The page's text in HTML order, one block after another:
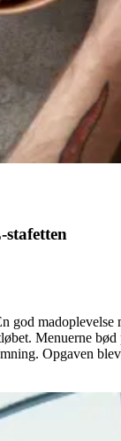
god
Menuerne
Opgaven